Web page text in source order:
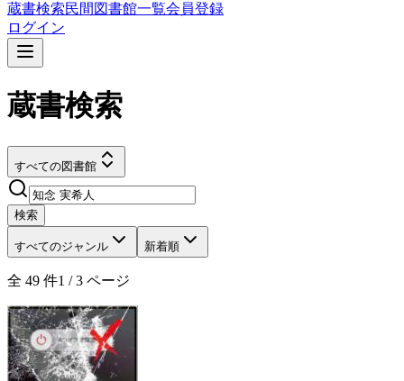
蔵書検索民間図書館一覧会員登録
ログイン
蔵書検索
すべての図書館
検索
すべてのジャンル 新着順
全 49 件1 /3 ページ